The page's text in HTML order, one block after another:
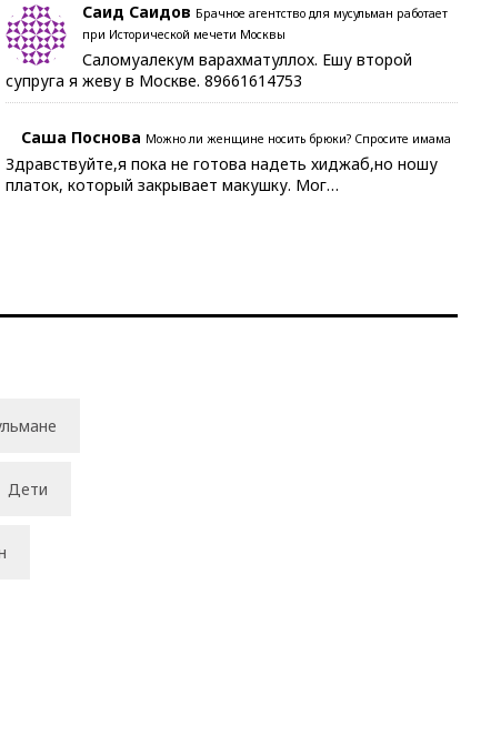
Саид Саидов Брачное агентство для мусульман работает
при Исторической мечети Москвы
Саломуалекум варахматуллох. Ешу второй
супруга я жеву в Москве. 89661614753
Саша Поснова Можно ли женщине носить брюки? Спросите имама
Здравствуйте,я пока не готова надеть хиджаб,но ношу
платок, который закрывает макушку. Мог…
Дети